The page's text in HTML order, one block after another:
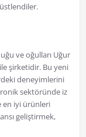
ve oğulları Uğur
şirketidir. Bu yeni
deneyimlerini
sektöründe iz
en iyi ürünleri
geliştirmek,